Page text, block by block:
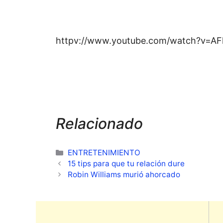
httpv://www.youtube.com/
Relacionado
Categorías
ENTRETENIMIENTO
15 tips para que tu relación dure
Robin Williams murió ahorcado